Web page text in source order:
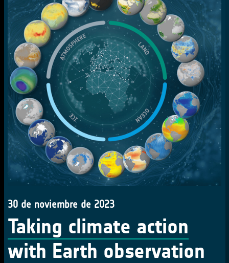
30 de noviembre de 2023
Taking climate action
with Earth observation